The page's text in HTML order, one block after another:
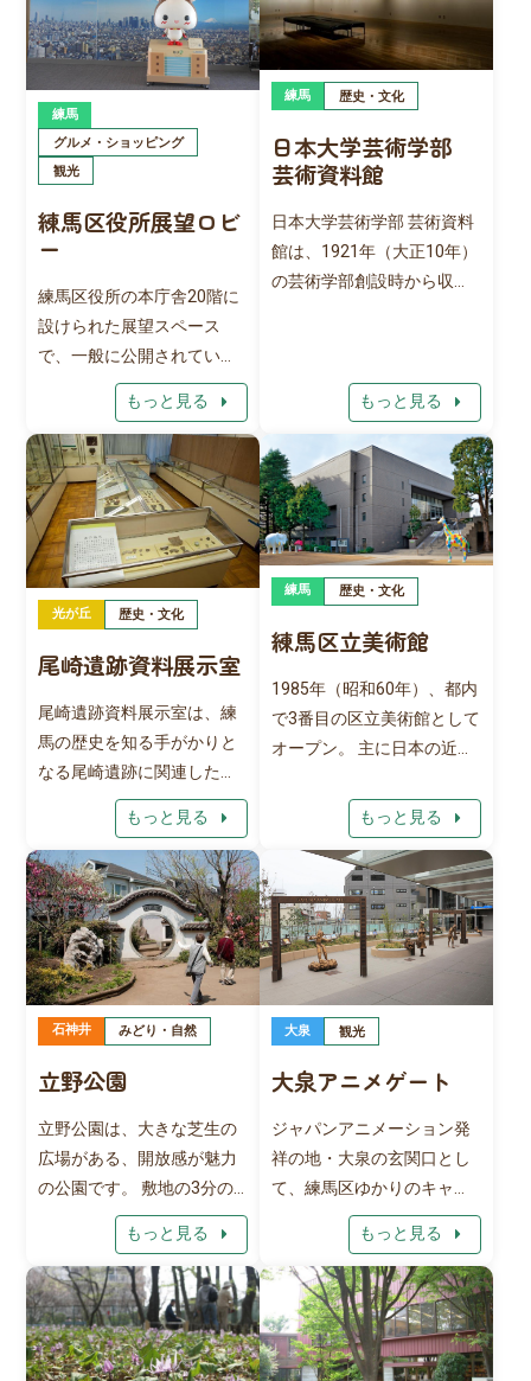
は、お弁当を広げる姿が多
く見られ、静かな雰囲気の
中、ゆっくりとピクニック
感覚で過ごすのにピッタリ
です。 春になると、巨木の
桜が満開に咲き、見事な桜
のトンネルを作るので、花
吹雪のなかを歩くことがで
きます。
練馬
グルメ・ショッピング
観光
練馬区役所展望ロビ
ー
練馬区役所の本庁舎20階に
設けられた展望スペース
で、一般に公開されていま
す。 展望ロビーは北側と南
側がガラス窓になってお
り、都庁がある西新宿の高
層ビル街や東京タワー、六
本木ヒルズといった都内の
観光名所を一望できるなど
見晴らしは抜群です。 天
気がよく空気の澄んだ日に
は富士山を望むこともでき
ます。 21時30分まで利用す
ることができるため、夜景
が楽しめるスポットとして
も人気。同じフロアにはレ
ストランがあり、景色を眺
めながらランチやディナー
を楽しむことも出来ます。
もっと見る arrow_right
練馬 歴史・文化
日本大学芸術学部
芸術資料館
日本大学芸術学部 芸術資料
館は、1921年（大正10年）
の芸術学部創設時から収集
の構内施設です。 豊富な資
料の中には、9.5ミリ映画撮
影機や映写機などの歴史的
な映画資料や、歌舞伎衣裳
などの演劇資料がありま
す。芸術資料館で保管・展
示される資料は、学生の教
育・研究に活用されるほ
か、1年に10回ほど教員や
催により、一般にも公開さ
れます。この企画展は、広
く芸術に興味を持つ人にと
なっています。
もっと見る arrow_right
光が丘 歴史・文化
尾崎遺跡資料展示室
尾崎遺跡資料展示室は、練
馬の歴史を知る手がかりと
なる尾崎遺跡に関連した資
料を展示する区立春日小学
校の構内施設です。 1979年
（昭和54年）から1980年
（昭和55年）にかけて、区
立春日小学校の建設に先立
って、旧石器時代から江戸
時代までの複合遺跡（尾崎
遺跡）が発見されました。
展示室には、火おこしに用
いられた平安時代の木製の
「火きり臼」など珍しい出
土品が数多く並ぶほか、発
掘された鍋と現代の電気炊
飯器を並べ道具の使用目的
をわかりやすくするなど、
展示方法にも工夫が凝らさ
れ楽しく歴史を学べること
が特徴です。 訪問の際は、
学校受付への申し出が必要
となります。
もっと見る arrow_right
練馬 歴史・文化
練馬区立美術館
1985年（昭和60年）、都内
で3番目の区立美術館として
オープン。 主に日本の近現
点・切り口で開館以来様々
な展覧会を開催していま
す。 展覧会事業のほか、学
芸員や作家によるギャラリ
ートークやロビーを利用し
たコンサート、様々な技術
や知識を学ぶ講座など、多
彩な教育普及事業も実施し
ています。また、開かれた
美術館を目指し、区民ギャ
行い、制作や発表の場とし
てもご利用いただけます。
もっと見る arrow_right
石神井 みどり・自然
立野公園
立野公園は、大きな芝生の
広場がある、開放感が魅力
の公園です。 敷地の3分の1
を占める広場は、ピクニッ
クに最適と小さな子供を連
れた家族から人気です。公
園内には、中国式の庭園
「桃花源（とうかげん）」
があり、練馬区と友好関係
もっと見る arrow_right
大泉 観光
大泉アニメゲート
ジャパンアニメーション発
祥の地・大泉の玄関口とし
て、練馬区ゆかりのキャラ
クターたちが等身大でお出
迎えします。 アニメ作品の
年表や、大泉のまちづくり
を写真で振り返るグラフィ
ックウォールなど、「アニ
メいちばんのまち練馬」を
もっと見る arrow_right